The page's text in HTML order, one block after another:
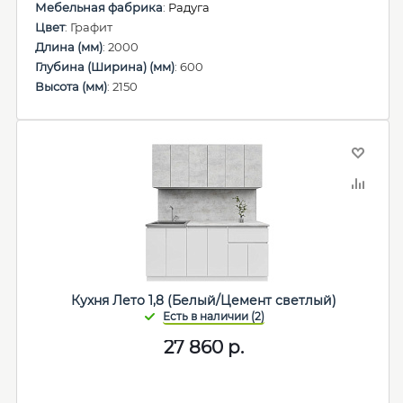
Мебельная фабрика: Радуга
Цвет: Графит
Длина (мм): 2000
Глубина (Ширина) (мм): 600
Высота (мм): 2150
Кухня Лето 1,8 (Белый/Цемент светлый)
27 860р.